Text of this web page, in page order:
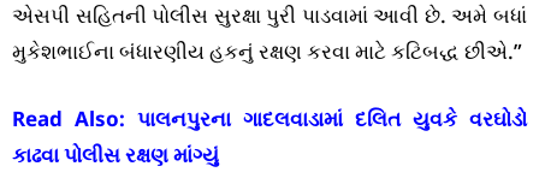
એસપી સહિતની પોલીસ સુરક્ષા પુરી પાડવામાં આવી છે. અમે બધાં
મુકેશભાઈના બંધારણીય હકનું રક્ષણ કરવા માટે કટિબદ્ધ છીએ.”
Read Also: પાલનપુરના ગાદલવાડામાં દલિત યુવકે વરઘોડો
કાઢવા પોલીસ રક્ષણ માંગ્યું